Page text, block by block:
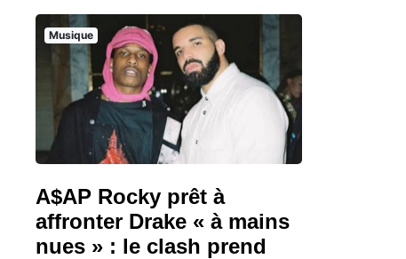
Musique
A$AP Rocky prêt à
affronter Drake « à mains
nues » : le clash prend